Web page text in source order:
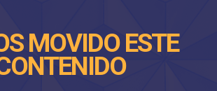
MOVIDO ESTE